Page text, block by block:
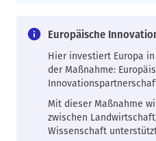
Europäische
Hier investiert Europa
der Maßnahme:
Mit dieser Maßnahme
zwischen
Wissenschaft